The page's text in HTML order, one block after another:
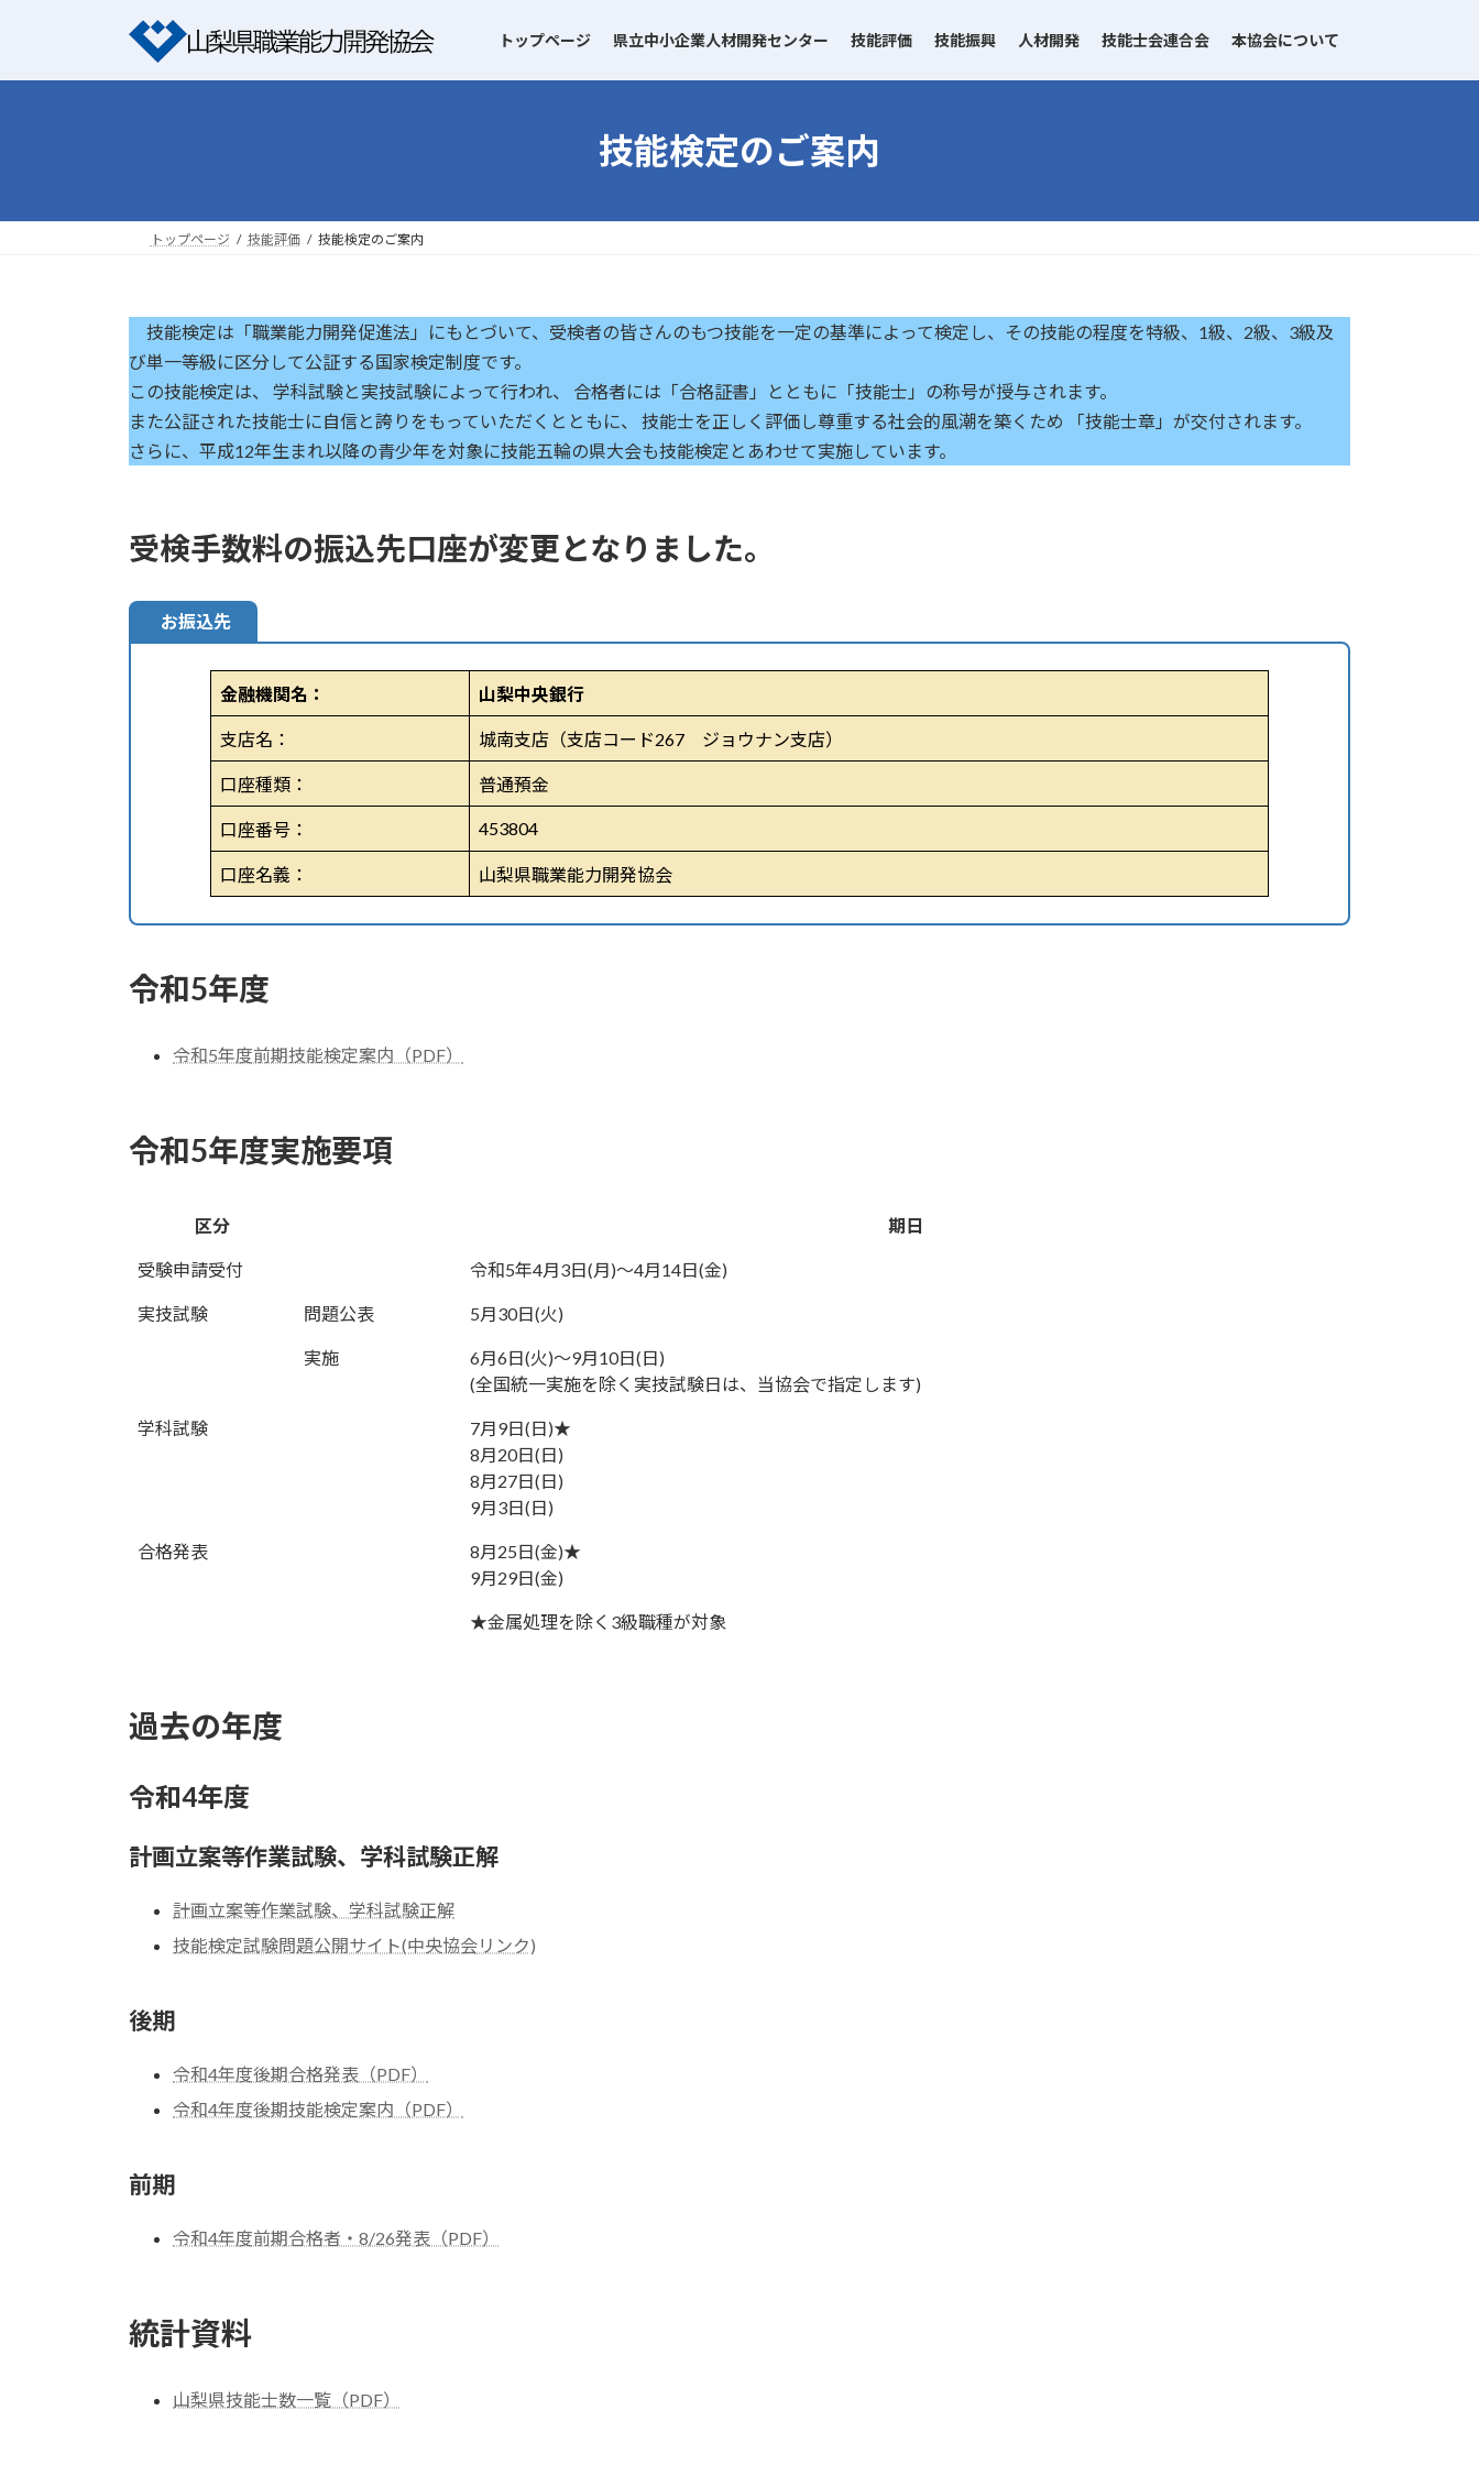
ッ
移
トップページ 県立中小企業人材開発センター 技能評価 技能振興 人材開発 技能士会連合会 本協会について
技能検定のご案内
トップページ 技能評価 技能検定のご案内
技能検定は「職業能力開発促進法」にもとづいて、受検者の皆さんのもつ技能を一定の基準によって検定し、その技能の程度を特級、1級、2級、3級及
び単一等級に区分して公証する国家検定制度です。
この技能検定は、 学科試験と実技試験によって行われ、 合格者には「合格証書」とともに「技能士」の称号が授与されます。
また公証された技能士に自信と誇りをもっていただくとともに、 技能士を正しく評価し尊重する社会的風潮を築くため 「技能士章」が交付されます。
さらに、平成12年生まれ以降の青少年を対象に技能五輪の県大会も技能検定とあわせて実施しています。
受検手数料の振込先口座が変更となりました。
お振込先
金融機関名： 山梨中央銀行
支店名： 城南支店（支店コード267 ジョウナン支店）
口座種類： 普通預金
口座番号： 453804
口座名義： 山梨県職業能力開発協会
令和5年度
令和5年度前期技能検定案内（PDF）
令和5年度実施要項
区分 期日
受験申請受付 令和5年4月3日(月)～4月14日(金)
実技試験 問題公表 5月30日(火)
実施
6月6日(火)～9月10日(日)
(全国統一実施を除く実技試験日は、当協会で指定します)
学科試験
7月9日(日)★
8月20日(日)
8月27日(日)
9月3日(日)
合格発表
8月25日(金)★
9月29日(金)
★金属処理を除く3級職種が対象
過去の年度
令和4年度
計画立案等作業試験、学科試験正解
計画立案等作業試験、学科試験正解
技能検定試験問題公開サイト(中央協会リンク)
後期
令和4年度後期合格発表（PDF）
令和4年度後期技能検定案内（PDF）
前期
令和4年度前期合格者・8/26発表（PDF）
統計資料
山梨県技能士数一覧（PDF）